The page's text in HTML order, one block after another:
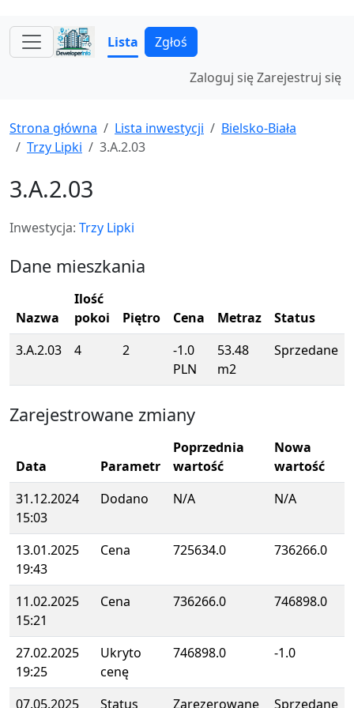
Lista Zgłoś
Zaloguj sięZarejestruj się
Strona główna Lista inwestycji
Bielsko-Biała
Trzy Lipki
3.A.2.03
3.A.2.03
Inwestycja: Trzy Lipki
Dane mieszkania
Nazwa
Ilość
pokoi
Piętro Cena Metraz
Status
3.A.2.03
4 2
-1.0
PLN
53.48
m2
Sprzedane
Zarejestrowane zmiany
Data Parametr
Poprzednia
wartość
Nowa
wartość
31.12.2024
15:03
Dodano N/A N/A
13.01.2025
19:43
Cena 725634.0 736266.0
11.02.2025
15:21
Cena 736266.0 746898.0
27.02.2025
19:25
Ukryto
cenę
746898.0 -1.0
07.05.2025 Status Zarezerowane Sprzedane